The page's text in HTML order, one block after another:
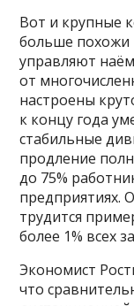
Вот и крупные
больше похожи
управляют
от
настроены
к концу года
стабильные
продление
до 75%
предприятиях.
трудится
более 1% всех
Экономист
что